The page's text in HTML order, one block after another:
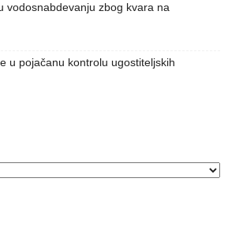
vodosnabdevanju zbog kvara na
u pojačanu kontrolu ugostiteljskih